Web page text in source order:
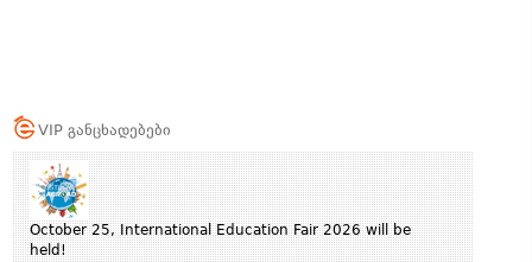
VIP განცხადებები
October 25, International Education Fair 2026 will be
held!